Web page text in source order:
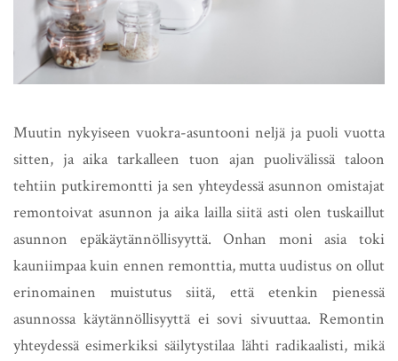
Muutin nykyiseen vuokra-asuntooni neljä ja puoli vuotta
sitten, ja aika tarkalleen tuon ajan puolivälissä taloon
tehtiin putkiremontti ja sen yhteydessä asunnon omistajat
remontoivat asunnon ja aika lailla siitä asti olen tuskaillut
asunnon epäkäytännöllisyyttä. Onhan moni asia toki
kauniimpaa kuin ennen remonttia, mutta uudistus on ollut
erinomainen muistutus siitä, että etenkin pienessä
asunnossa käytännöllisyyttä ei sovi sivuuttaa. Remontin
yhteydessä esimerkiksi säilytystilaa lähti radikaalisti, mikä